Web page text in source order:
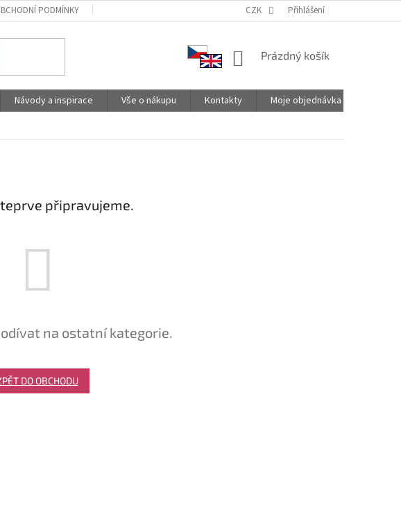
PODMÍNKY PODMÍNKY OCHRANY OSOBNÍCH ÚDAJŮ SPOLUPRACUJEME
CZK Přihlášení
NÁKUPNÍ
Prázdný košík
Návody a inspirace Vše o nákupu Kontakty
Moje objednávka
připravujeme.
na ostatní kategorie.
DO OBCHODU